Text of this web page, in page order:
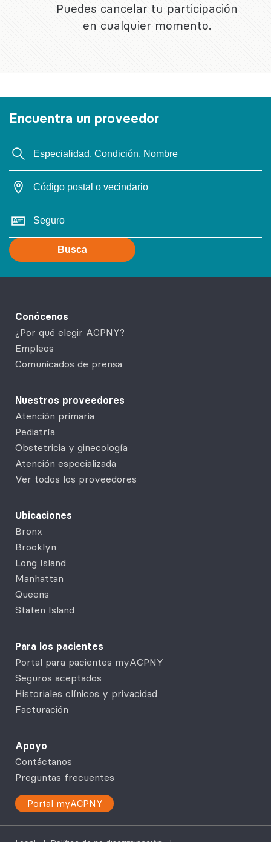
Puedes cancelar tu participación
en cualquier momento.
Encuentra un proveedor
Busca
Conócenos
¿Por qué elegir ACPNY?
Empleos
Comunicados de prensa
Nuestros proveedores
Atención primaria
Pediatría
Obstetricia y ginecología
Atención especializada
Ver todos los proveedores
Ubicaciones
Bronx
Brooklyn
Long Island
Manhattan
Queens
Staten Island
Para los pacientes
Portal para pacientes myACPNY
Seguros aceptados
Historiales clínicos y privacidad
Facturación
Apoyo
Contáctanos
Preguntas frecuentes
Portal myACPNY